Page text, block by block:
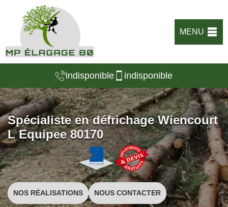
MENU
indisponible indisponible
Spécialiste en défrichage Wiencourt
L Equipee 80170
NOS RÉALISATIONS NOUS CONTACTER